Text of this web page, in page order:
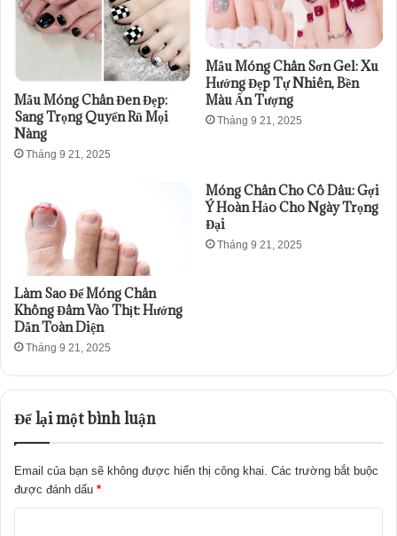
Mẫu Móng Chân Đen Đẹp:
Sang Trọng Quyến Rũ Mọi
Nàng
Tháng 9 21, 2025
Mẫu Móng Chân Sơn Gel: Xu
Hướng Đẹp Tự Nhiên, Bền
Màu Ấn Tượng
Tháng 9 21, 2025
Làm Sao Để Móng Chân
Không Đâm Vào Thịt: Hướng
Dẫn Toàn Diện
Tháng 9 21, 2025
Móng Chân Cho Cô Dâu: Gợi
Ý Hoàn Hảo Cho Ngày Trọng
Đại
Tháng 9 21, 2025
Để lại một bình luận
Email của bạn sẽ không được hiển thị công khai. Các trường bắt buộc
được đánh dấu *